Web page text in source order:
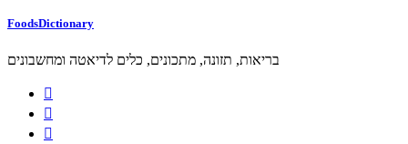
FoodsDictionary
בריאות, תזונה, מתכונים, כלים לדיאטה ומחשבונים


